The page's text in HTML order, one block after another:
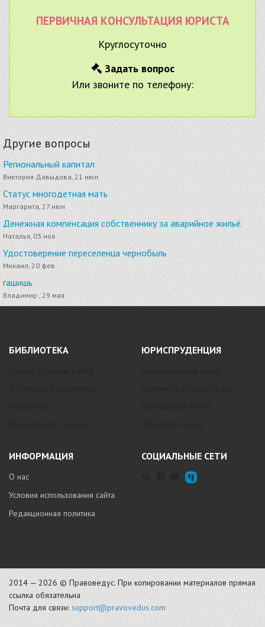
ПЕРВИЧНАЯ КОНСУЛЬТАЦИЯ ЮРИСТА
Круглосуточно
Задать вопрос
Или звоните по телефону:
Другие вопросы
Региональный капитал
Виктория Давыдова, 21 июл
Статус многодетная мать
Маргарита, 27 июн
Денежная компенсация собственнику за аварийное жильё.
Наталья, 03 ноя
Удостоверение переселенца чернобыль
Михаил, 20 фев
гашишь
Владимир , 29 мая
БИБЛИОТЕКА ЮРИСПРУДЕНЦИЯ
ИНФОРМАЦИЯ
О нас
Условия использования сайта
Редакционная политика
СОЦИАЛЬНЫЕ СЕТИ
2014 — 2026 © Правоведус. При копировании материалов прямая
ссылка обязательна
Почта для связи: support@pravovedus.com